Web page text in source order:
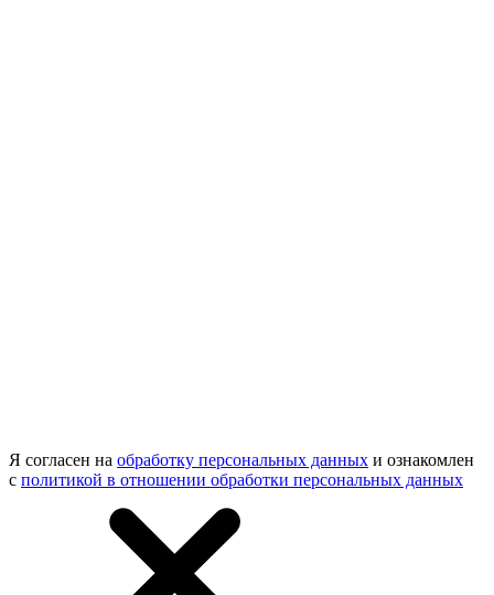
Я согласен на обработку персональных данных и ознакомлен
с политикой в отношении обработки персональных данных